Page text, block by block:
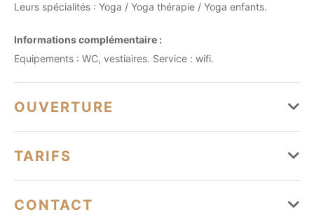
Leurs spécialités : Yoga / Yoga thérapie / Yoga enfants.
Informations complémentaire :
Equipements : WC, vestiaires. Service : wifi.
OUVERTURE
Du 01 septembre au 30 juin
Lundi Ouvert
Mardi
TARIFS
Tarifs
CONTACT